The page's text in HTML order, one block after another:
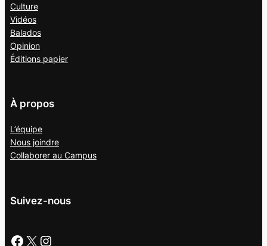
Culture
Vidéos
Balados
Opinion
Éditions papier
À propos
L’équipe
Nous joindre
Collaborer au Campus
Suivez-nous
Facebook X Instagram